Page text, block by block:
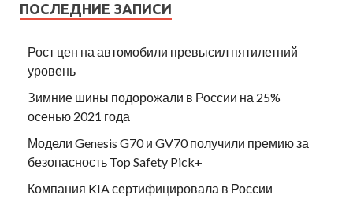
ПОСЛЕДНИЕ ЗАПИСИ
Рост цен на автомобили превысил пятилетний
уровень
Зимние шины подорожали в России на 25%
осенью 2021 года
Модели Genesis G70 и GV70 получили премию за
безопасность Top Safety Pick+
Компания KIA сертифицировала в России